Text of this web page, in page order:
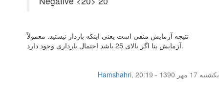
نتیجه آزمایش منفی است یعنی اینکه باردار نیستید. معمولاً
آزمایش بتا اگر بالای 25 باشد احتمال بارداری وجود دارد.
Hamshahri,
یکشنبه 17 مهر 1390 - 20:19